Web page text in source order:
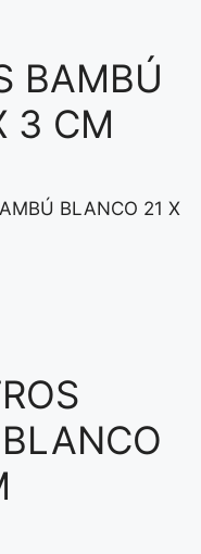
BAMBÚ
3 CM